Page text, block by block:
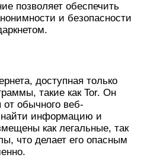
позволяет обеспечить
и безопасности
доступная только
такие как Tor. Он
от обычного веб-
найти информацию и
как легальные, так
что делает его опасным